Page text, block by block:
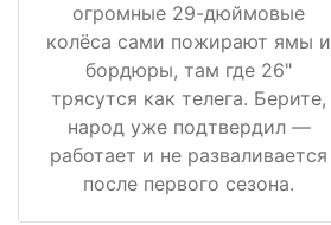
огромные 29-дюймовые
колёса сами пожирают ямы и
бордюры, там где 26"
трясутся как телега. Берите,
народ уже подтвердил —
работает и не разваливается
после первого сезона.